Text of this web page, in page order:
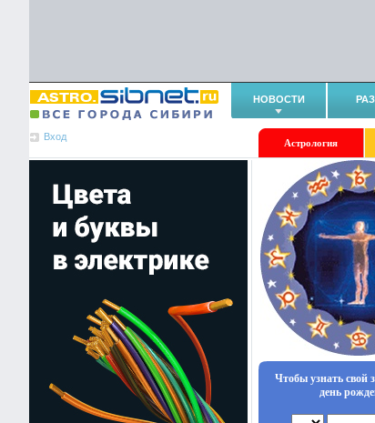
НОВОСТИ
Вход
Астрология
Чтобы узнать свой
день